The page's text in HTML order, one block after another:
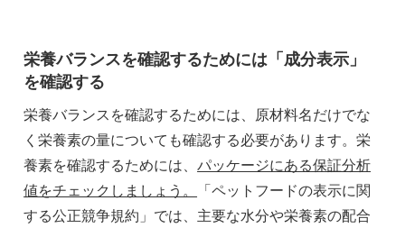
栄養バランスを確認するためには「成分表示」
を確認する
栄養バランスを確認するためには、原材料名だけでな
く栄養素の量についても確認する必要があります。栄
養素を確認するためには、パッケージにある保証分析
値をチェックしましょう。
「ペットフードの表示に関
する公正競争規約」では、主要な水分や栄養素の配合